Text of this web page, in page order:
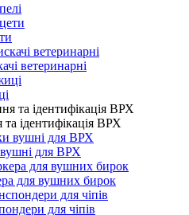
ветеринарні
ідентифікація ВРХ
для ВРХ
для вушних бирок
для чіпів